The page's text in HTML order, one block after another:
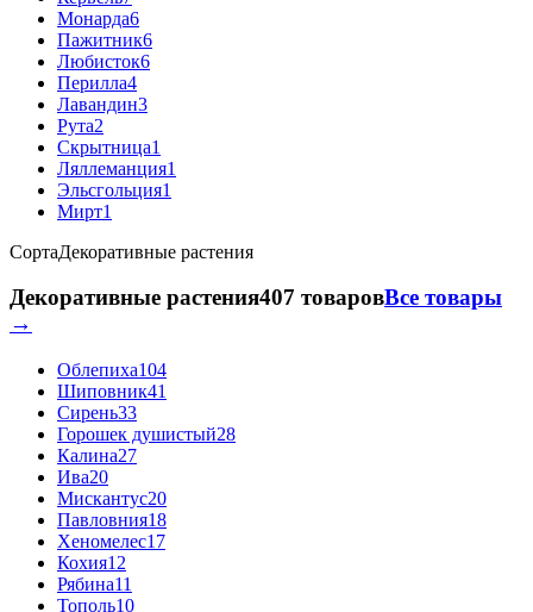
Монарда6
Пажитник6
Любисток6
Перилла4
Лавандин3
Рута2
Скрытница1
Ляллеманция1
Эльсгольция1
Мирт1
СортаДекоративные растения
Декоративные растения407 товаровВсе товары
→
Облепиха104
Шиповник41
Сирень33
Горошек душистый28
Калина27
Ива20
Мискантус20
Павловния18
Хеномелес17
Кохия12
Рябина11
Тополь10